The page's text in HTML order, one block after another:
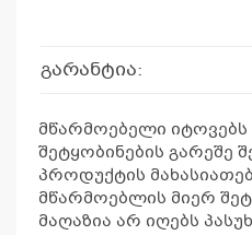
გარანტია:
მწარმოებელი
შეტყობინების გარეშე
პროდუქტის
მწარმოებლის მიერ
მაღაზია არ იღებს